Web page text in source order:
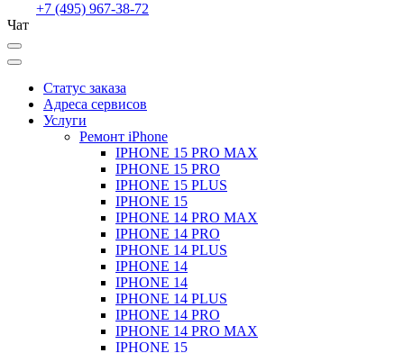
+7 (495) 967-38-72
Чат
Статус заказа
Адреса сервисов
Услуги
Ремонт iPhone
IPHONE 15 PRO MAX
IPHONE 15 PRO
IPHONE 15 PLUS
IPHONE 15
IPHONE 14 PRO MAX
IPHONE 14 PRO
IPHONE 14 PLUS
IPHONE 14
IPHONE 14
IPHONE 14 PLUS
IPHONE 14 PRO
IPHONE 14 PRO MAX
IPHONE 15